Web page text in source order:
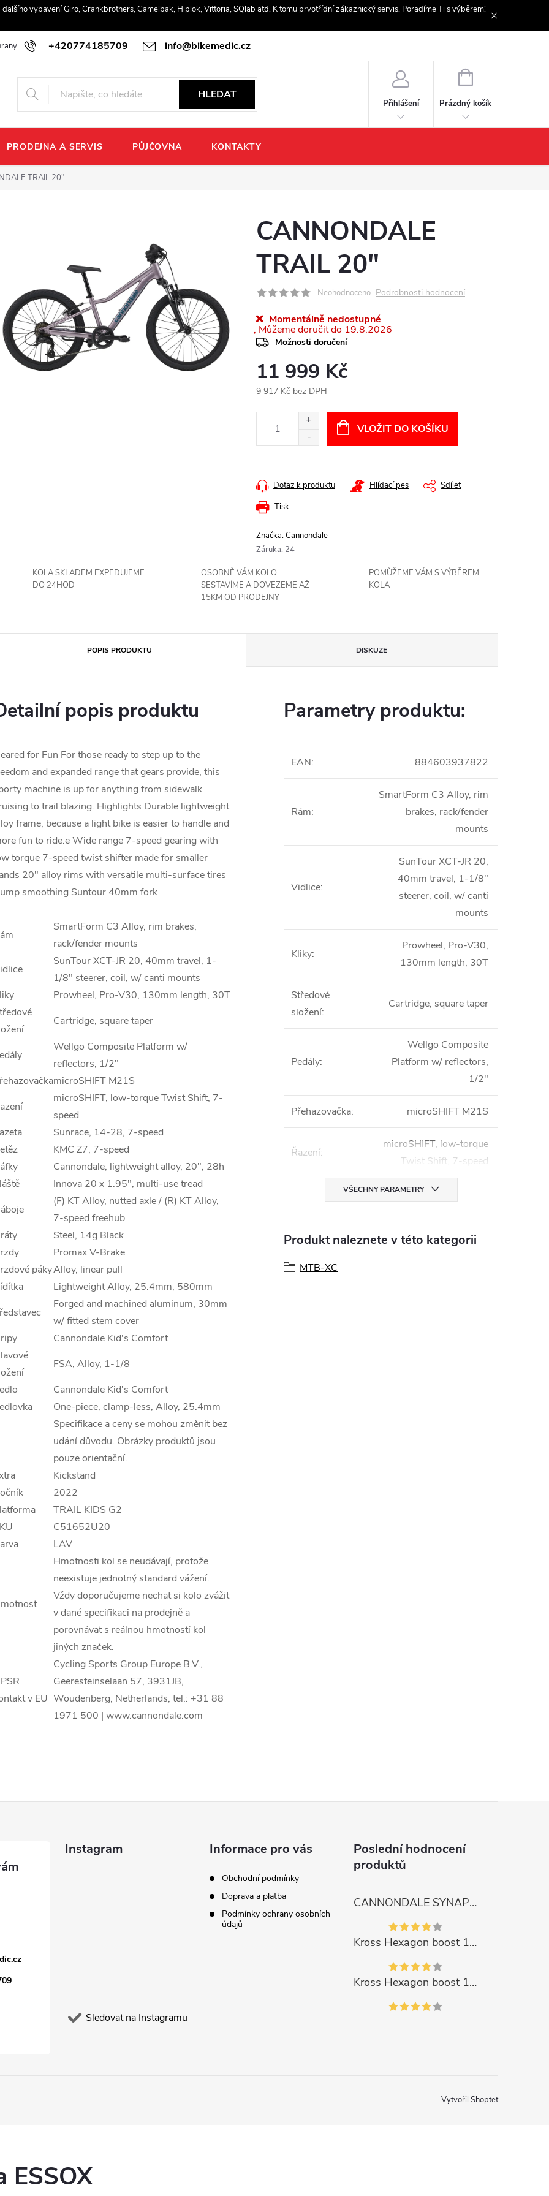
vybavení Giro, Crankbrothers, Camelbak, Hiplok, Vittoria, SQlab atd. K tomu prvotřídní zákaznický servis. Poradíme Ti s výběrem!
+420774185709 info@bikemedic.cz
osobních údajů
HLEDAT
Přihlášení
NÁKUPNÍ
Prázdný košík
PRODEJNA A SERVIS PŮJČOVNA KONTAKTY
TRAIL 20"
CANNONDALE
TRAIL 20"
Neohodnoceno Podrobnosti hodnocení
Momentálně nedostupné
19.8.2026
Možnosti doručení
11 999 Kč
9 917 Kč bez DPH
VLOŽIT DO KOŠÍKU
Tisk
Dotaz k produktu Hlídací pes Sdílet
Značka:Cannondale
Záruka: 24
KOLA SKLADEM EXPEDUJEME
DO 24HOD
OSOBNĚ VÁM KOLO
SESTAVÍME A DOVEZEME AŽ
15KM OD PRODEJNY
POMŮŽEME VÁM S VÝBĚREM
KOLA
POPIS PRODUKTU DISKUZE
popis produktu
for Fun For those ready to step up to the
and expanded range that gears provide, this
machine is up for anything from sidewalk
to trail blazing. Highlights Durable lightweight
frame, because a light bike is easier to handle and
fun to ride.e Wide range 7-speed gearing with
torque 7-speed twist shifter made for smaller
20" alloy rims with versatile multi-surface tires
smoothing Suntour 40mm fork
SmartForm C3 Alloy, rim brakes,
rack/fender mounts
SunTour XCT-JR 20, 40mm travel, 1-
1/8" steerer, coil, w/ canti mounts
Prowheel, Pro-V30, 130mm length, 30T
Cartridge, square taper
Wellgo Composite Platform w/
reflectors, 1/2"
microSHIFT M21S
microSHIFT, low-torque Twist Shift, 7-
speed
Sunrace, 14-28, 7-speed
KMC Z7, 7-speed
Cannondale, lightweight alloy, 20", 28h
Innova 20 x 1.95", multi-use tread
(F) KT Alloy, nutted axle / (R) KT Alloy,
7-speed freehub
Steel, 14g Black
Promax V-Brake
pákyAlloy, linear pull
Lightweight Alloy, 25.4mm, 580mm
Forged and machined aluminum, 30mm
w/ fitted stem cover
Cannondale Kid's Comfort
FSA, Alloy, 1-1/8
Cannondale Kid's Comfort
One-piece, clamp-less, Alloy, 25.4mm
Specifikace a ceny se mohou změnit bez
udání důvodu. Obrázky produktů jsou
pouze orientační.
Kickstand
2022
TRAIL KIDS G2
C51652U20
LAV
Hmotnosti kol se neudávají, protože
neexistuje jednotný standard vážení.
Vždy doporučujeme nechat si kolo zvážit
v dané specifikaci na prodejně a
porovnávat s reálnou hmotností kol
jiných značek.
v EU
Cycling Sports Group Europe B.V.,
Geeresteinselaan 57, 3931JB,
Woudenberg, Netherlands, tel.: +31 88
1971 500 | www.cannondale.com
Parametry produktu:
EAN: 884603937822
Rám:
SmartForm C3 Alloy, rim
brakes, rack/fender
mounts
Vidlice:
SunTour XCT-JR 20,
40mm travel, 1-1/8"
steerer, coil, w/ canti
mounts
Kliky:
Prowheel, Pro-V30,
130mm length, 30T
Středové
složení:
Cartridge, square taper
Pedály:
Wellgo Composite
Platform w/ reflectors,
1/2"
Přehazovačka: microSHIFT M21S
Řazení:
microSHIFT, low-torque
Twist Shift, 7-speed
VŠECHNY PARAMETRY
Produkt naleznete v této kategorii
MTB-XC
Instagram
Sledovat na Instagramu
Informace pro vás
Obchodní podmínky
Doprava a platba
Podmínky ochrany osobních
údajů
Poslední hodnocení
produktů
CANNONDALE SYNAPSE CARBON 4
Kross Hexagon boost 1.0 500Wh 2023
Kross Hexagon boost 1.0 500Wh 2023
Vytvořil Shoptet
ESSOX